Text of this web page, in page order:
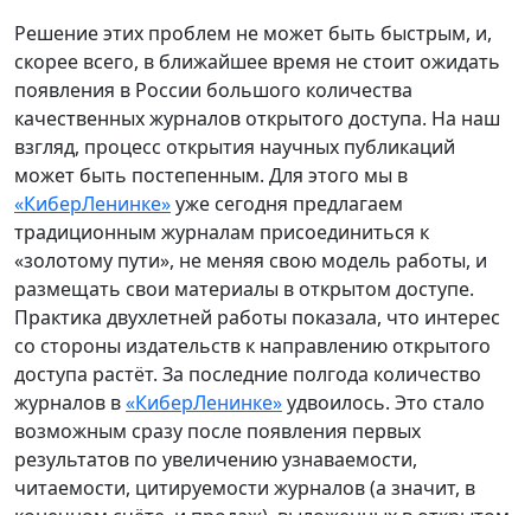
Решение этих проблем не может быть быстрым, и,
скорее всего, в ближайшее время не стоит ожидать
появления в России большого количества
качественных журналов открытого доступа. На наш
взгляд, процесс открытия научных публикаций
может быть постепенным. Для этого мы в
«КиберЛенинке»уже сегодня предлагаем
традиционным журналам присоединиться к
«золотому пути», не меняя свою модель работы, и
размещать свои материалы в открытом доступе.
Практика двухлетней работы показала, что интерес
со стороны издательств к направлению открытого
доступа растёт. За последние полгода количество
журналов в«КиберЛенинке»удвоилось. Это стало
возможным сразу после появления первых
результатов по увеличению узнаваемости,
читаемости, цитируемости журналов (а значит, в